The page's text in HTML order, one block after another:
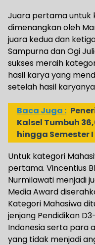
Juara pertama untuk
dimenangkan oleh
juara kedua dan
Sampurna dan Ogi
sukses meraih
hasil karya yang
setelah hasil
Baca Juga :
Kalsel Tumbuh
hingga Semester I
Untuk kategori
pertama. Vincentius
Nurmilawati menjadi
Media Award
Kategori Mahasiwa
jenjang Pendidikan
Indonesia serta para
yang tidak menjadi